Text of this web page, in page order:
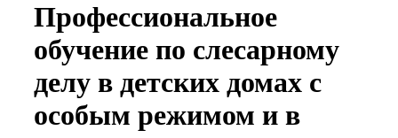
Профессиональное
обучение по слесарному
делу в детских домах с
особым режимом и в